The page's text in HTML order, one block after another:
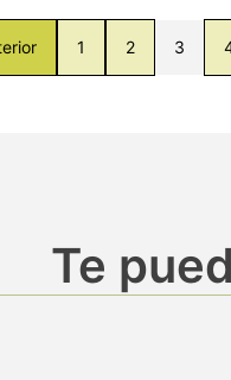
1 2 3
Te